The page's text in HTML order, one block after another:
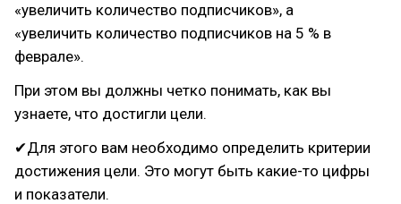
«увеличить количество подписчиков», а
«увеличить количество подписчиков на 5 % в
феврале».
При этом вы должны четко понимать, как вы
узнаете, что достигли цели.
✔Для этого вам необходимо определить критерии
достижения цели. Это могут быть какие-то цифры
и показатели.